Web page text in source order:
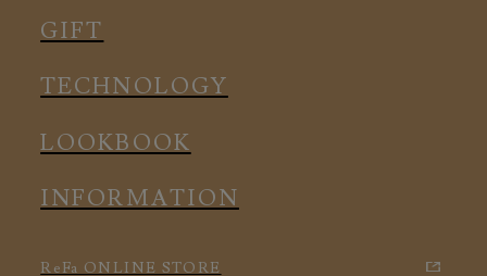
アクセサリー
ルームウェア
アクセサリー
GIFT
TECHNOLOGY
LOOKBOOK
INFORMATION
ReFa ONLINE STORE